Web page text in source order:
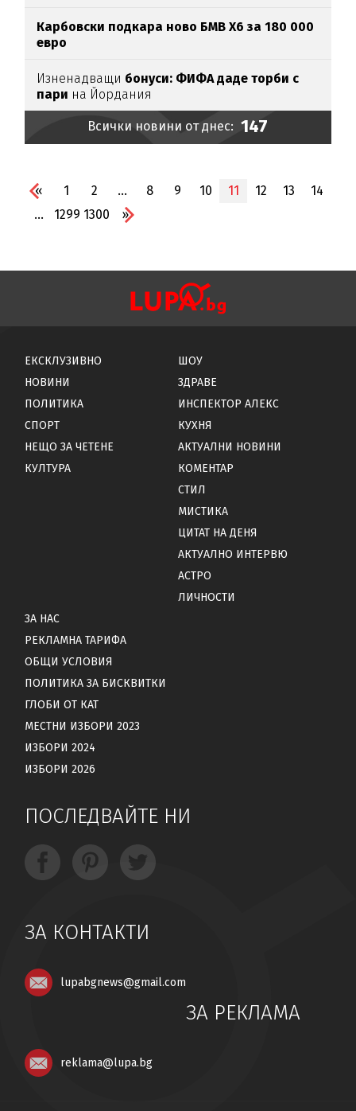
Карбовски подкара ново БМВ Х6 за 180 000
евро
Изненадващи бонуси: ФИФА даде торби с
пари на Йордания
Всички новини от днес: 147
« 1 2 ... 8 9 10 11 12 13
14
...
1299 1300 »
ЕКСКЛУЗИВНО
НОВИНИ
ПОЛИТИКА
СПОРТ
НЕЩО ЗА ЧЕТЕНЕ
КУЛТУРА
ШОУ
ЗДРАВЕ
ИНСПЕКТОР АЛЕКС
КУХНЯ
АКТУАЛНИ НОВИНИ
КОМЕНТАР
СТИЛ
МИСТИКА
ЦИТАТ НА ДЕНЯ
АКТУАЛНО ИНТЕРВЮ
АСТРО
ЛИЧНОСТИ
ЗА НАС
РЕКЛАМНА ТАРИФА
ОБЩИ УСЛОВИЯ
ПОЛИТИКА ЗА БИСКВИТКИ
ГЛОБИ ОТ КАТ
МЕСТНИ ИЗБОРИ 2023
ИЗБОРИ 2024
ИЗБОРИ 2026
ПОСЛЕДВАЙТЕ НИ
ЗА КОНТАКТИ
lupabgnews@gmail.com
ЗА РЕКЛАМА
reklama@lupa.bg